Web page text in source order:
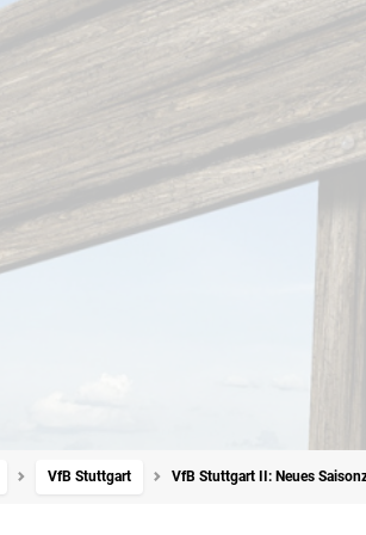
VfB Stuttgart VfB Stuttgart II: Neues